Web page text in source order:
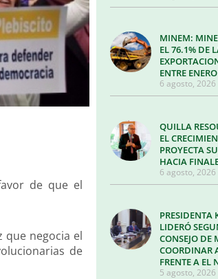
de que el
que negocia el
de
MINEM:
EL 76.1% DE
ENTRE
6 agosto, 2026
QUILLA
EL
PROYECTA
HACIA
6 agosto, 2026
PRESIDENTA
LIDERÓ
CONSEJO DE
COORDINAR
FRENTE A EL
5 agosto, 2026